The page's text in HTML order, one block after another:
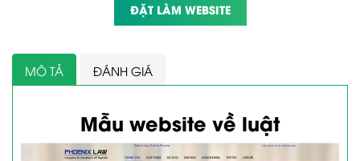
ĐẶT LÀM WEBSITE
MÔ TẢ ĐÁNH GIÁ
Mẫu website về luật